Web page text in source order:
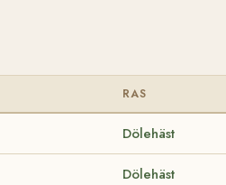
RAS
Dölehäst
Dölehäst